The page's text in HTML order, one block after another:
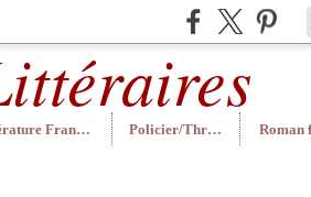
Littérature Française Policier/Thriller